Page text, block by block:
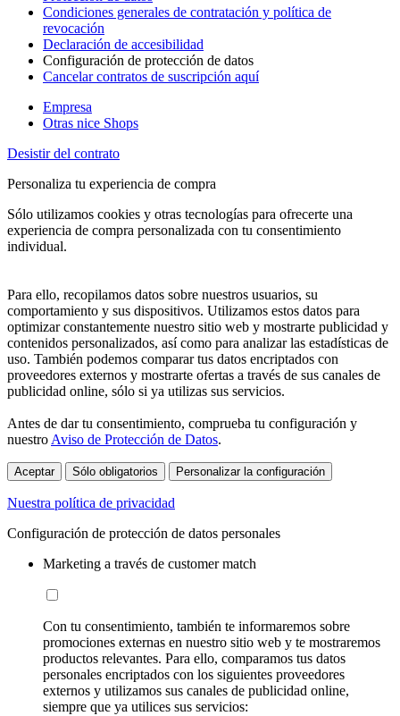
Condiciones generales de contratación y política de
revocación
Declaración de accesibilidad
Configuración de protección de datos
Cancelar contratos de suscripción aquí
Empresa
Otras nice Shops
Desistir del contrato
Personaliza tu experiencia de compra
Sólo utilizamos cookies y otras tecnologías para ofrecerte una
experiencia de compra personalizada con tu consentimiento
individual.
Para ello, recopilamos datos sobre nuestros usuarios, su
comportamiento y sus dispositivos. Utilizamos estos datos para
optimizar constantemente nuestro sitio web y mostrarte publicidad y
contenidos personalizados, así como para analizar las estadísticas de
uso. También podemos comparar tus datos encriptados con
proveedores externos y mostrarte ofertas a través de sus canales de
publicidad online, sólo si ya utilizas sus servicios.
Antes de dar tu consentimiento, comprueba tu configuración y
nuestro Aviso de Protección de Datos.
Aceptar Sólo obligatorios Personalizar la configuración
Nuestra política de privacidad
Configuración de protección de datos personales
Marketing a través de customer match
Con tu consentimiento, también te informaremos sobre
promociones externas en nuestro sitio web y te mostraremos
productos relevantes. Para ello, comparamos tus datos
personales encriptados con los siguientes proveedores
externos y utilizamos sus canales de publicidad online,
siempre que ya utilices sus servicios: